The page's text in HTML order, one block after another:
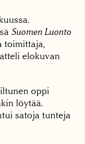
Suomen Luonto
toimittaja,
elokuvan
oppi
löytää.
satoja tunteja